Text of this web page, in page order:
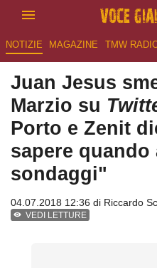
NOTIZIE MAGAZINE TMW
Juan Jesus
Marzio su
Porto e Zenit
sapere
sondaggi"
04.07.2018 12:36 di Riccardo
VEDI LETTURE